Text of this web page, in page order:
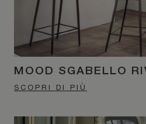
MOOD SGABELLO
SCOPRI DI PIÙ